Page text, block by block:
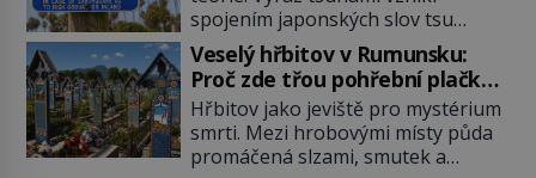
pečlivého šlechtění se z ní stává
zelenina, bez které si českou
zahradu ani nedokážeme
představit. Její příběh je […]
spojením japonských slov tsu
(přístav) a nami (vlna). Jedná se o
dlouhou vlnu, která je na volném
moři takřka nepostřehnutelná.
Ačkoli je vlnová délka tsunami i 300
kilometrů, výška vlny na volném
moři je maximálně 1,5 metru.
Veselý hřbitov v Rumunsku:
Proč zde třou pohřební plačky
bídu s nouzí?
Hřbitov jako jeviště pro mystérium
smrti. Mezi hrobovými místy půda
promáčená slzami, smutek a